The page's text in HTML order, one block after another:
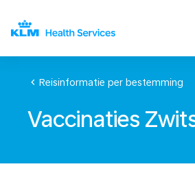
chevron_left Reisinformatie per bestemming
Vaccinaties